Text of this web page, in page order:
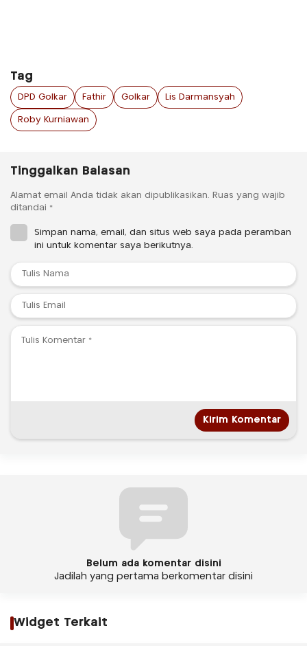
Tag
DPD Golkar Fathir Golkar Lis Darmansyah
Roby Kurniawan
Tinggalkan Balasan
Alamat email Anda tidak akan dipublikasikan. Ruas yang wajib
ditandai *
Simpan nama, email, dan situs web saya pada peramban
ini untuk komentar saya berikutnya.
Belum ada komentar disini
Jadilah yang pertama berkomentar disini
Widget Terkait